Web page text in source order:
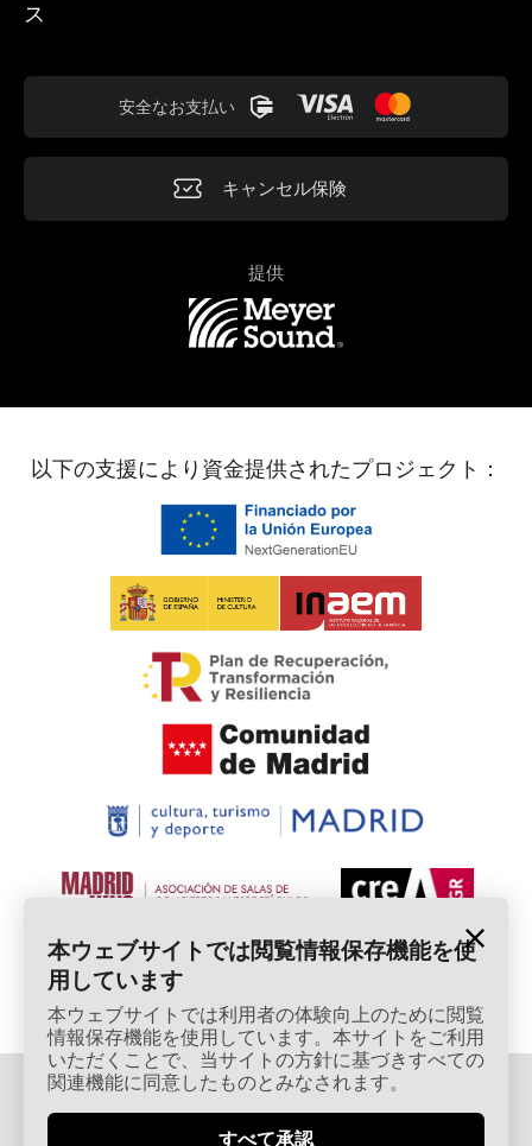
ス
安全なお支払い
キャンセル保険
提供
以下の支援により資金提供されたプロジェクト：
© 2026 Cardamomo Flamenco Madrid - 著作権保護
済み
本ウェブサイトでは閲覧情報保存機能を使
用しています
本ウェブサイトでは利用者の体験向上のために閲覧
情報保存機能を使用しています。本サイトをご利用
いただくことで、当サイトの方針に基づきすべての
関連機能に同意したものとみなされます。
すべて承認